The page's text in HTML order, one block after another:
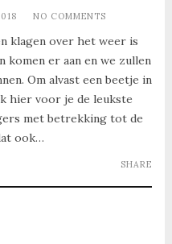
NO COMMENTS
klagen over het weer is
komen er aan en we zullen
Om alvast een beetje in
hier voor je de leukste
met betrekking tot de
ook…
SHARE